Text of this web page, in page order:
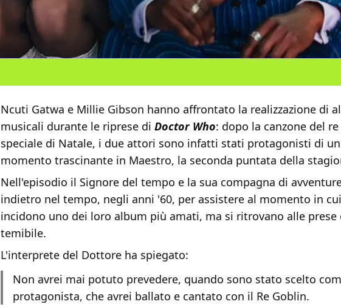
Ncuti Gatwa e Millie Gibson hanno affrontato la realizzazione di
musicali durante le riprese di Doctor Who: dopo la canzone del
speciale di Natale, i due attori sono infatti stati protagonisti di
momento trascinante in Maestro, la seconda puntata della
Nell'episodio il Signore del tempo e la sua compagna di
indietro nel tempo, negli anni '60, per assistere al momento in
incidono uno dei loro album più amati, ma si ritrovano alle prese
temibile.
L'interprete del Dottore ha spiegato:
Non avrei mai potuto prevedere, quando sono stato scelto
protagonista, che avrei ballato e cantato con il Re Goblin.